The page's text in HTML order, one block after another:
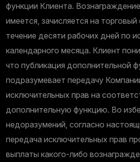
функции Клиента.
имеется, зачисляется на
течение десяти рабочих дней по
календарного месяца. Клиент
что публикация дополнительной
подразумевает передачу
исключительных прав на
дополнительную функцию. Во
недоразумений, согласно
передача исключительных прав
выплаты какого-либо